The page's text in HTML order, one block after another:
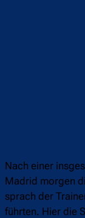
Nach einer
Madrid morgen
sprach der
führten. Hier die